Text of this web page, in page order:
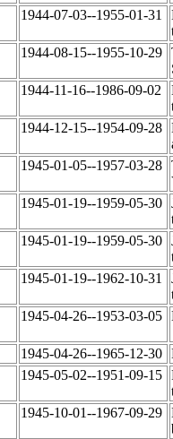
1944-07-03--1955-01-31
1944-08-15--1955-10-29
1944-11-16--1986-09-02
1944-12-15--1954-09-28
1945-01-05--1957-03-28
1945-01-19--1959-05-30
1945-01-19--1959-05-30
1945-01-19--1962-10-31
1945-04-26--1953-03-05
1945-04-26--1965-12-30
1945-05-02--1951-09-15
1945-10-01--1967-09-29